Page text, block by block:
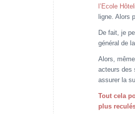
l’Ecole
ligne. Alors
De fait, je
général de
Alors,
acteurs des
assurer la
Tout cela
plus